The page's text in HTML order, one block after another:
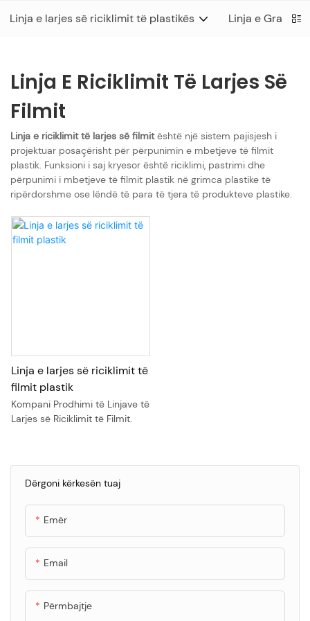
Linja e larjes së riciklimit të plastikës Linja e
Linja E Riciklimit Të Larjes Së
Filmit
Linja e riciklimit të larjes së filmitështë një sistem pajisjesh i
projektuar posaçërisht për përpunimin e mbetjeve të filmit
plastik. Funksioni i saj kryesor është riciklimi, pastrimi dhe
përpunimi i mbetjeve të filmit plastik në grimca plastike të
ripërdorshme ose lëndë të para të tjera të produkteve plastike.
Dërgoni kërkesën tuaj
Emër
Email
Përmbajtje
Linja e larjes së riciklimit të
filmit plastik
Kompani Prodhimi të Linjave të
Larjes së Riciklimit të Filmit.